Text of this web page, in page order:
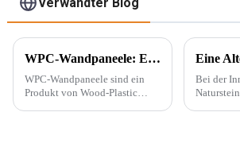
WPC-Wandpaneele: Ein neuer Baustofftyp
WPC-Wandpaneele sind ein
Produkt von Wood-Plastic
Bei der